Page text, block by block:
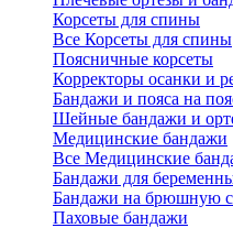
Корсеты для спины
Все Корсеты для спины
Поясничные корсеты
Корректоры осанки и
Бандажи и пояса на
Шейные бандажи и
Медицинские бандажи
Все Медицинские
Бандажи для
Бандажи на брюшную
Паховые бандажи